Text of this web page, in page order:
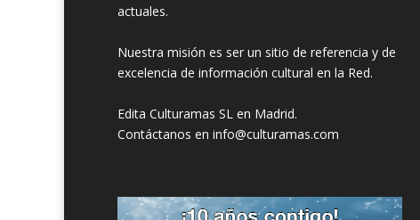
actuales.
Nuestra misión es ser un sitio de referencia y de
excelencia de información cultural en la Red.
Edita Culturamas SL en Madrid.
Contáctanos en info@culturamas.com